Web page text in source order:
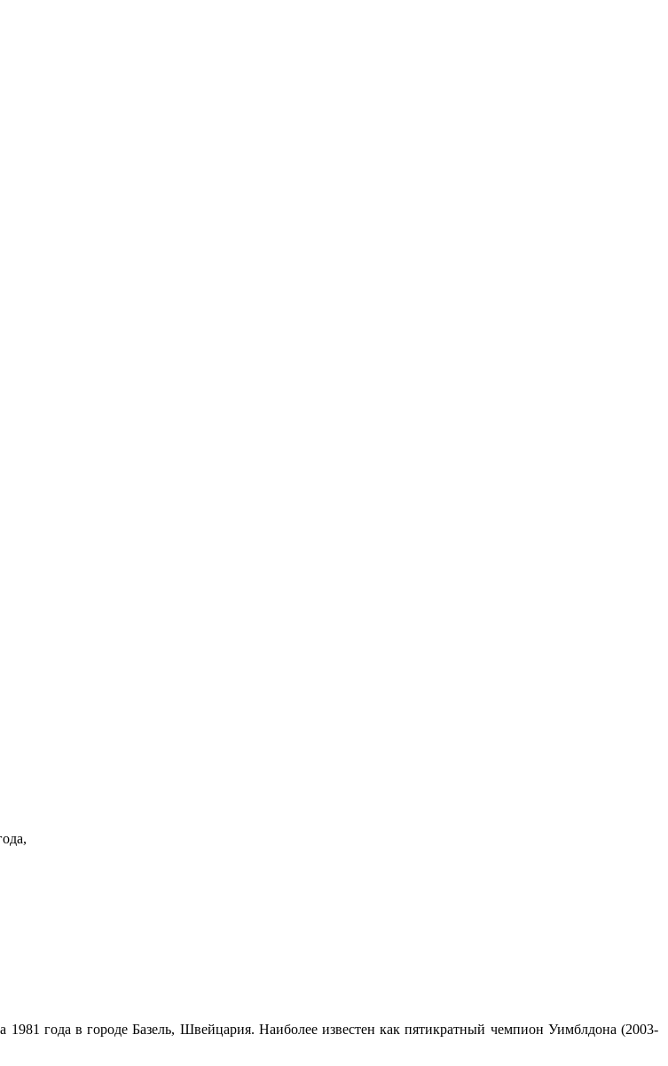
1981 года в городе Базель, Швейцария. Наиболее известен как пятикратный чемпион Уимблдона (2003-